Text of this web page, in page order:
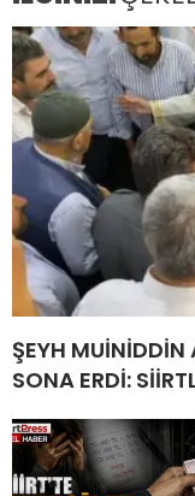
ŞEYH MUİNİDDİN
SONA ERDİ: